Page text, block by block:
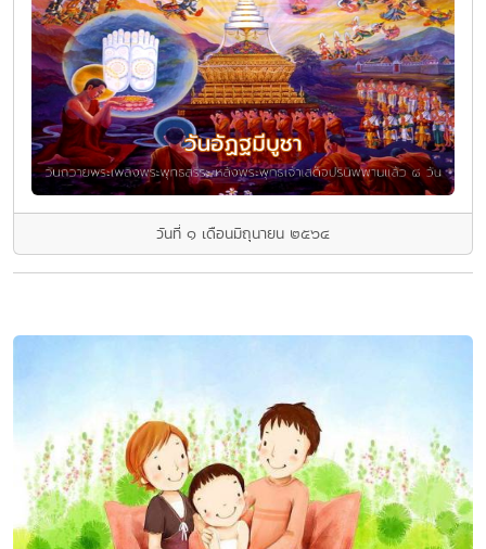
วันที่ ๑ เดือนมิถุนายน ๒๕๖๔